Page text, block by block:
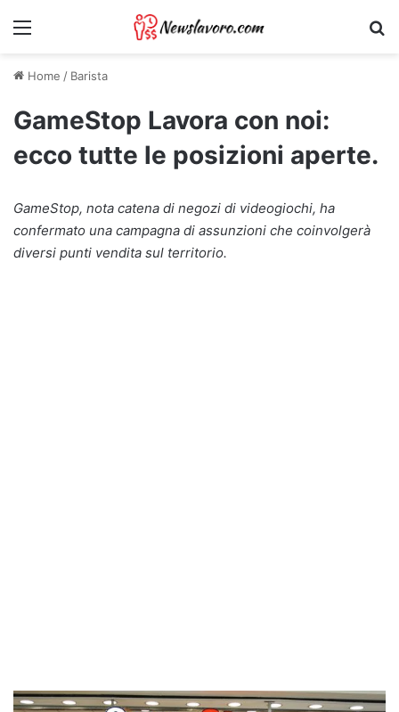
Menu
Home / Barista
GameStop Lavora con noi:
ecco tutte le posizioni aperte.
GameStop, nota catena di negozi di videogiochi, ha
confermato una campagna di assunzioni che coinvolgerà
diversi punti vendita sul territorio.